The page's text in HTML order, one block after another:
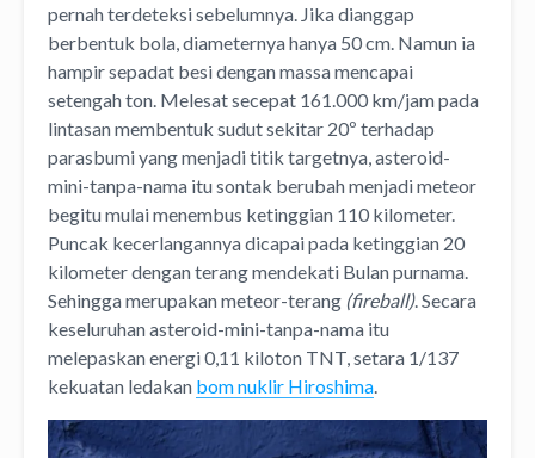
pernah terdeteksi sebelumnya. Jika dianggap
berbentuk bola, diameternya hanya 50 cm. Namun ia
hampir sepadat besi dengan massa mencapai
setengah ton. Melesat secepat 161.000 km/jam pada
lintasan membentuk sudut sekitar 20º terhadap
parasbumi yang menjadi titik targetnya, asteroid-
mini-tanpa-nama itu sontak berubah menjadi meteor
begitu mulai menembus ketinggian 110 kilometer.
Puncak kecerlangannya dicapai pada ketinggian 20
kilometer dengan terang mendekati Bulan purnama.
Sehingga merupakan meteor-terang (fireball). Secara
keseluruhan asteroid-mini-tanpa-nama itu
melepaskan energi 0,11 kiloton TNT, setara 1/137
kekuatan ledakan bom nuklir Hiroshima.